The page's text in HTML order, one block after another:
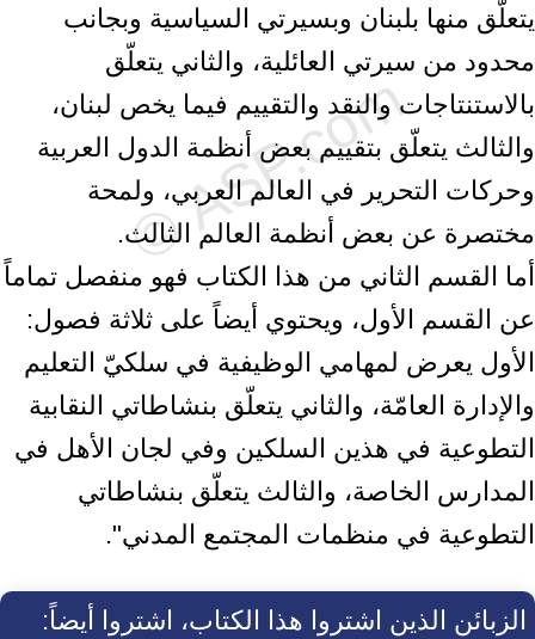
يتعلّق منها بلبنان وبسيرتي السياسية وبجانب
محدود من سيرتي العائلية، والثاني يتعلّق
بالاستنتاجات والنقد والتقييم فيما يخص لبنان،
والثالث يتعلّق بتقييم بعض أنظمة الدول العربية
وحركات التحرير في العالم العربي، ولمحة
مختصرة عن بعض أنظمة العالم الثالث.
أما القسم الثاني من هذا الكتاب فهو منفصل تماماً
عن القسم الأول، ويحتوي أيضاً على ثلاثة فصول:
الأول يعرض لمهامي الوظيفية في سلكيّ التعليم
والإدارة العامّة، والثاني يتعلّق بنشاطاتي النقابية
التطوعية في هذين السلكين وفي لجان الأهل في
المدارس الخاصة، والثالث يتعلّق بنشاطاتي
التطوعية في منظمات المجتمع المدني".
الزبائن الذين اشتروا هذا الكتاب، اشتروا أيضاً: